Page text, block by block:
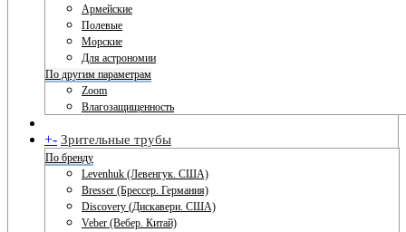
Армейские
Полевые
Морские
Для астрономии
По другим параметрам
Zoom
Влагозащищенность
+- Зрительные трубы
По бренду
Levenhuk (Левенгук. США)
Bresser (Брессер. Германия)
Discovery (Дискавери. США)
Veber (Вебер. Китай)